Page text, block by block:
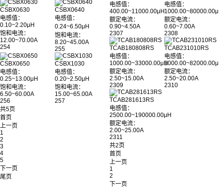
CSBX0630
电感值：
0.10~2.20μH
饱和电流：
12.00~70.00A
254
CSBX0640
电感值：
0.24~6.50μH
饱和电流：
8.20~45.00A
255
CSBX0650
电感值：
0.25~13.00μH
饱和电流：
6.50~60.00A
256
CSBX1030
电感值：
0.20~2.50μH
饱和电流：
15.00~65.00A
257
共5页
首页
上一页
1
2
3
4
5
下一页
尾页
电感值：
400.00~11000.00μH
额定电流：
0.90~4.50A
2307
电感值：
额定电流：
0.60~7.00A
2308
TCAB180808RS
电感值：
1000.00~33000.00μH
额定电流：
2.50~15.00A
2309
TCAB231010RS
电感值：
额定电流：
2.50~20.00A
2310
TCAB281613RS
电感值：
2500.00~190000.00μH
额定电流：
2.00~25.00A
2311
共2页
首页
上一页
1
2
下一页